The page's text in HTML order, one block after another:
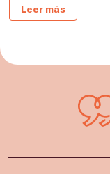
Leer más